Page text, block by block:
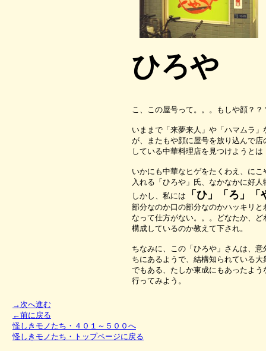
ひろや
こ、この屋号って。。。もしや顔？？
いままで「来夢来人」や「ハマムラ
が、またもや顔に屋号を放り込んで店
している中華料理店を見つけようとは
いかにも中華なヒゲをたくわえ、に
入れる「ひろや」氏、なかなかに好人
しかし、私には
「ひ」「ろ」「
部分なのか口の部分なのかハッキリと
なって仕方がない。。。どなたか、ど
構成しているのか教えて下され。
ちなみに、この「ひろや」さんは、
ちにあるようで、結構知られている
でもある、たしか東成にもあったよう
行ってみよう。
→次へ進む
←前に戻る
怪しきモノたち・４０１～５００へ
怪しきモノたち・トップページに戻る